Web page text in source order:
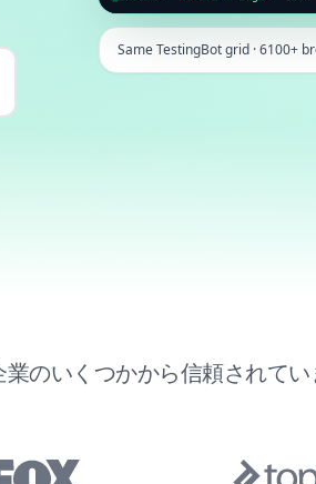
Same TestingBot grid · 6100+
のいくつかから信頼されてい